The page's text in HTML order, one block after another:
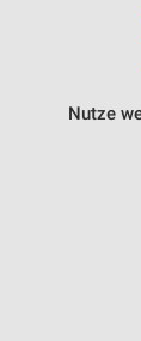
Nutze